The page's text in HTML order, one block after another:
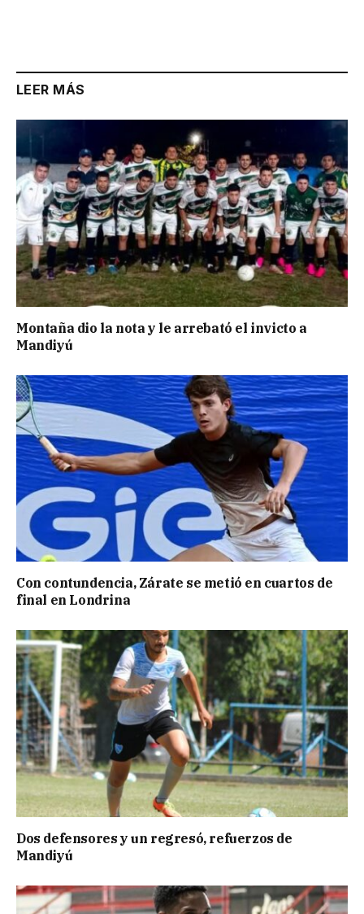
LEER MÁS
Montaña dio la nota y le arrebató el invicto a
Mandiyú
Con contundencia, Zárate se metió en cuartos de
final en Londrina
Dos defensores y un regresó, refuerzos de
Mandiyú